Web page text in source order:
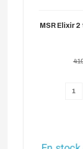
MSR Elixir